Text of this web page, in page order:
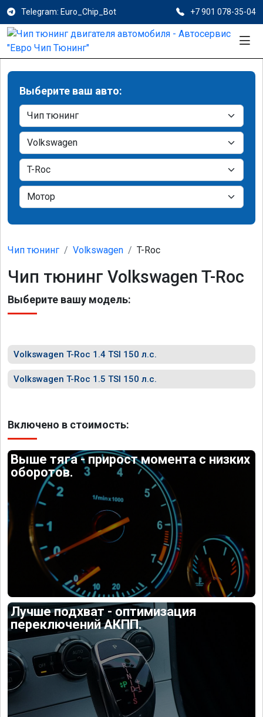
Telegram: Euro_Chip_Bot +7 901 078-35-04
Выберите ваш авто:
Чип тюнинг Volkswagen T-Roc
Чип тюнинг Volkswagen T-Roc
Выберите вашу модель:
Volkswagen T-Roc 1.4 TSI 150 л.с.
Volkswagen T-Roc 1.5 TSI 150 л.с.
Включено в стоимость:
Выше тяга - прирост момента с низких
оборотов.
Лучше подхват - оптимизация
переключений АКПП.